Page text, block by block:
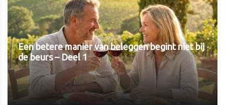
Een betere manier van beleggen begint niet bij
de beurs – Deel 1